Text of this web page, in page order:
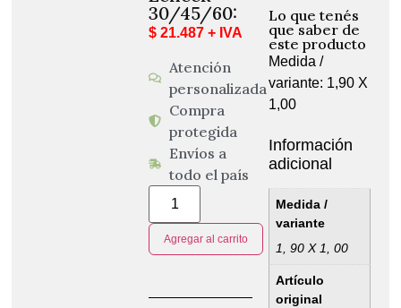
30/45/60:
$ 21.487 + IVA
Atención
personalizada
Compra
protegida
Envíos a
todo el país
Agregar al carrito
Lo que tenés
que saber de
este producto
Medida /
variante: 1,90 X
1,00
Información
adicional
Medida /
variante
1, 90 X 1, 00
Artículo
original